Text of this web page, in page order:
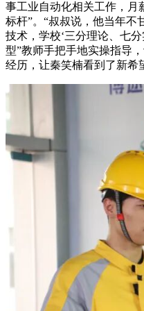
事工业自动化相关工作，月
标杆”。“叔叔说，他当年不
技术，学校‘三分理论、七
型”教师手把手地实操指导
经历，让秦笑楠看到了新希